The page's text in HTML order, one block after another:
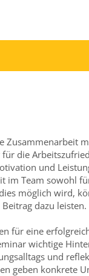
Zusammenarbeit
die
und
im Team sowohl
möglich wird,
dazu leisten.
für eine
wichtige
und
geben konkrete